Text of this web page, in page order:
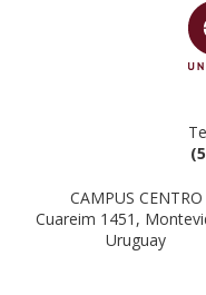
CAMPUS CENTRO
Cuareim 1451,
Uruguay